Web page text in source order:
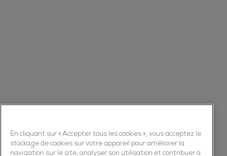
En cliquant sur « Accepter tous les cookies », vous acceptez le
stockage de cookies sur votre appareil pour améliorer la
navigation sur le site, analyser son utilisation et contribuer à